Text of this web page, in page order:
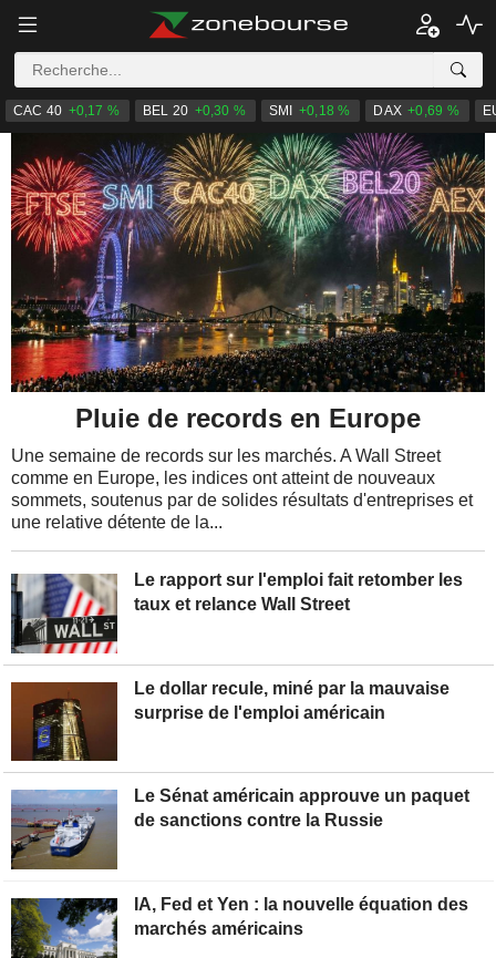
CAC 40 +0,17 % BEL 20 +0,30 % SMI +0,18 % DAX +0,69 %
Le rapport sur l'emploi fait retomber les
taux et relance Wall Street
Le dollar recule, miné par la mauvaise
surprise de l'emploi américain
Pluie de records en Europe
Une semaine de records sur les marchés. A Wall Street
comme en Europe, les indices ont atteint de nouveaux
sommets, soutenus par de solides résultats d'entreprises et
une relative détente de la...
Le Sénat américain approuve un paquet
de sanctions contre la Russie
IA, Fed et Yen : la nouvelle équation des
marchés américains